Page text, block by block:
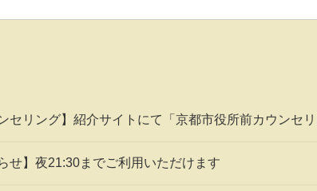
セリング】紹介サイトにて「京都市役所前カウンセ
せ】夜21:30までご利用いただけます